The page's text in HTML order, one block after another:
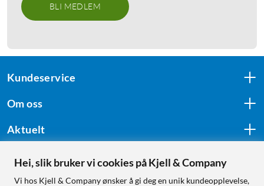
BLI MEDLEM
Kundeservice
Om oss
Aktuelt
Følg oss
Hei, slik bruker vi cookies på Kjell & Company
Vi hos Kjell & Company ønsker å gi deg en unik kundeopplevelse,